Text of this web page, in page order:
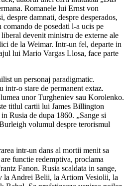
Romanele lui Ernst von
despre damnati, despre desperados,
de posedati l-a ucis pe
devenit ministru de externe ale
de la Weimar. Intr-un fel, departe in
lui Mario Vargas Llosa, face parte
un personaj paradigmatic.
intr-o stare de permanent extaz.
unor Turgheniev sau Korolenko.
titlul cartii lui James Billington
Rusia de dupa 1860. „Sange si
volumul despre terorismul
intr-un dans al mortii menit sa
functie redemptiva, proclama
Fanon. Rusia scaldata in sange,
la Andrei Belii, la Artiom Vesiolii, la